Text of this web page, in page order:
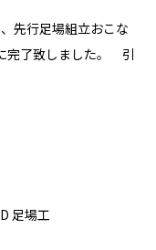
先行足場組立おこな
完了致しました。 引
足場工